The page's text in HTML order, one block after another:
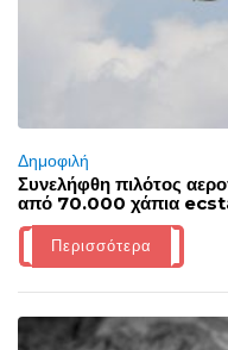
Δημοφιλή
Συνελήφθη πιλότος
από 70.000 χάπια
Περισσότερα